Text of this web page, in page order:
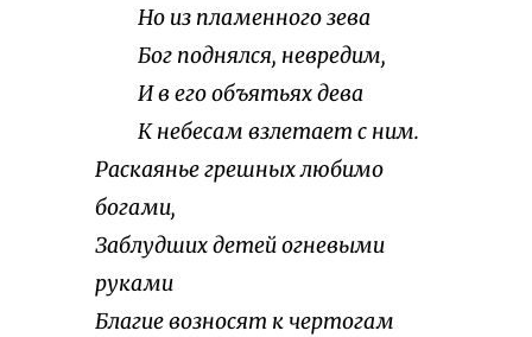
Но из пламенного зева
Бог поднялся, невредим,
И в его объятьях дева
К небесам взлетает с ним.
Раскаянье грешных любимо
богами,
Заблудших детей огневыми
руками
Благие возносят к чертогам